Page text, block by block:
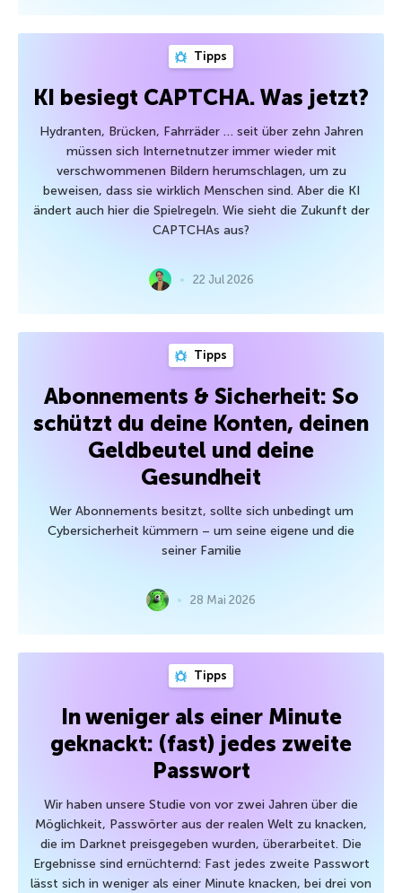
Tipps
KI besiegt CAPTCHA. Was jetzt?
Hydranten, Brücken, Fahrräder … seit über zehn Jahren
müssen sich Internetnutzer immer wieder mit
verschwommenen Bildern herumschlagen, um zu
beweisen, dass sie wirklich Menschen sind. Aber die KI
ändert auch hier die Spielregeln. Wie sieht die Zukunft der
CAPTCHAs aus?
22 Jul 2026
Tipps
Abonnements & Sicherheit: So
schützt du deine Konten, deinen
Geldbeutel und deine
Gesundheit
Wer Abonnements besitzt, sollte sich unbedingt um
Cybersicherheit kümmern – um seine eigene und die
seiner Familie
28 Mai 2026
Tipps
In weniger als einer Minute
geknackt: (fast) jedes zweite
Passwort
Wir haben unsere Studie von vor zwei Jahren über die
Möglichkeit, Passwörter aus der realen Welt zu knacken,
die im Darknet preisgegeben wurden, überarbeitet. Die
Ergebnisse sind ernüchternd: Fast jedes zweite Passwort
lässt sich in weniger als einer Minute knacken, bei drei von